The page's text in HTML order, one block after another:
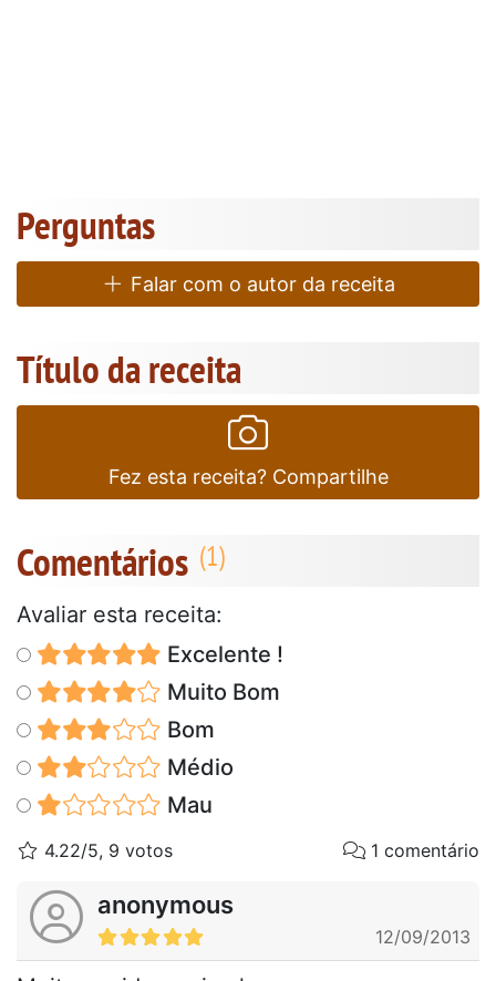
Perguntas
Falar com o autor da receita
Título da receita
Fez esta receita? Compartilhe
Comentários
Avaliar esta receita:
Excelente !
Muito Bom
Bom
Médio
Mau
4.22/5, 9 votos 1 comentário
anonymous
12/09/2013